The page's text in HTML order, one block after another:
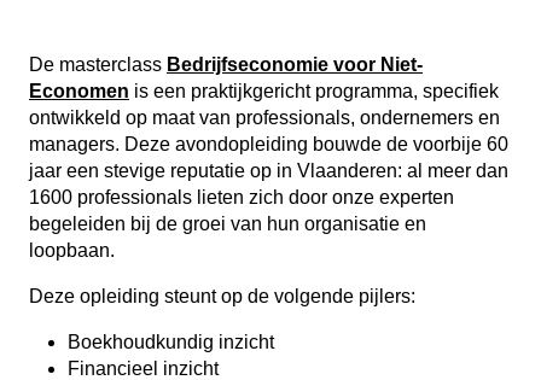
De masterclass Bedrijfseconomie voor Niet-
Economen is een praktijkgericht programma, specifiek
ontwikkeld op maat van professionals, ondernemers en
managers. Deze avondopleiding bouwde de voorbije 60
jaar een stevige reputatie op in Vlaanderen: al meer dan
1600 professionals lieten zich door onze experten
begeleiden bij de groei van hun organisatie en
loopbaan.
Deze opleiding steunt op de volgende pijlers:
Boekhoudkundig inzicht
Financieel inzicht